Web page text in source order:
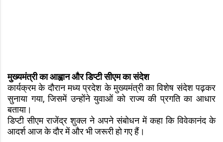
मुख्यमंत्री का आह्वान और डिप्टी सीएम का संदेश
कार्यक्रम के दौरान मध्य प्रदेश के मुख्यमंत्री का विशेष संदेश पढ़कर
सुनाया गया, जिसमें उन्होंने युवाओं को राज्य की प्रगति का आधार
बताया।
डिप्टी सीएम राजेंद्र शुक्ल ने अपने संबोधन में कहा कि विवेकानंद के
आदर्श आज के दौर में और भी जरूरी हो गए हैं।